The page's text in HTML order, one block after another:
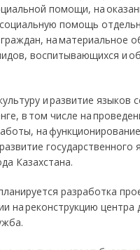
помощи, на
помощь
на материальное
воспитывающихся и
и развитие языков
в том числе на
на
государственного
Казахстана.
разработка
на реконструкцию центра